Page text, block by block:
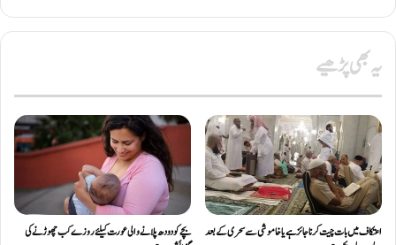
یہ بھی پڑھیے
اعتکاف میں بات چیت کرنا جائز ہے یا خاموشی سے سحری کے بعد
بچے کو دودھ پلانے والی عورت کیلئے روزے کب چھوڑنے کی